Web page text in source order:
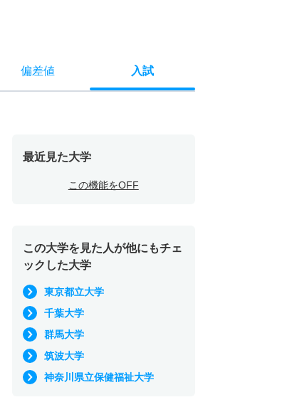
偏差値 入試
最近見た大学
この機能をOFF
この大学を見た人が他にもチェ
ックした大学
東京都立大学
千葉大学
群馬大学
筑波大学
神奈川県立保健福祉大学